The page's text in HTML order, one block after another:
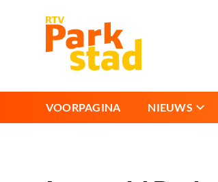
VOORPAGINA NIEUWS